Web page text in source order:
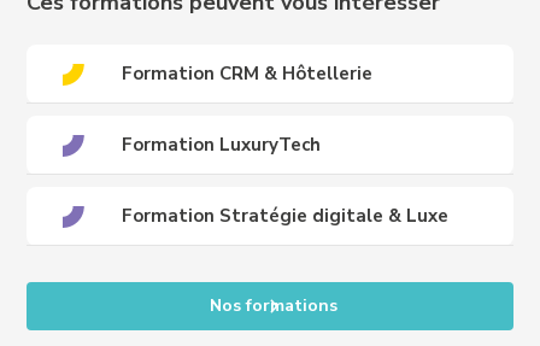
Formation CRM & Hôtellerie
Formation LuxuryTech
Formation Stratégie digitale & Luxe
Nos formations